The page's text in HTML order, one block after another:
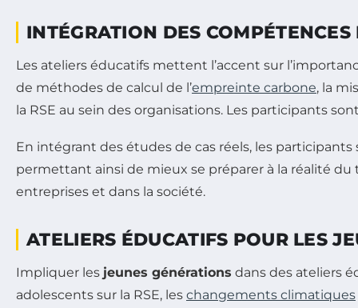
INTÉGRATION DES COMPÉTENCES
Les ateliers éducatifs mettent l’accent sur
de méthodes de calcul de l’empreinte carbone, la
la RSE au sein des organisations. Les participants
En intégrant des études de cas réels, les
permettant ainsi de mieux se préparer à la réalité
entreprises et dans la société.
ATELIERS ÉDUCATIFS POUR LES
Impliquer les jeunes générations dans des ateliers
adolescents sur la RSE, les changements climatiques